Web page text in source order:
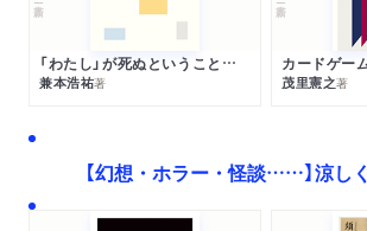
「わたし」が死ぬということの哲学
兼本浩祐著 茂里憲之著
【幻想・ホラー・怪談……】涼し